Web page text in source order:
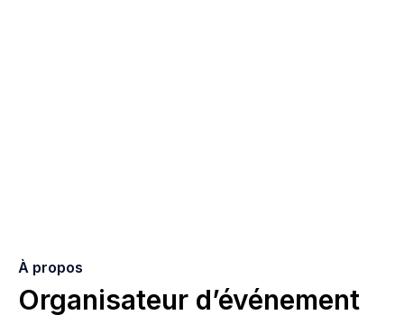
À propos
Organisateur d’événement